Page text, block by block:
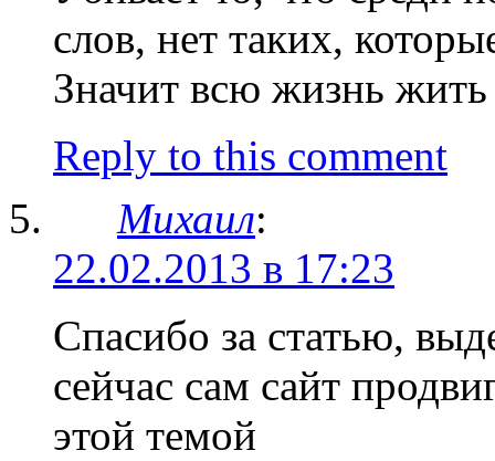
слов, нет таких,
Значит всю жизнь жить
Reply to this comment
Михаил:
22.02.2013 в 17:23
Спасибо за статью,
сейчас сам сайт
этой темой